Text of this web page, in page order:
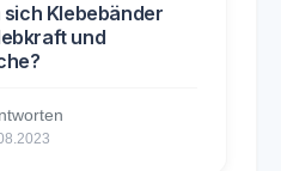
Klebebänder
und